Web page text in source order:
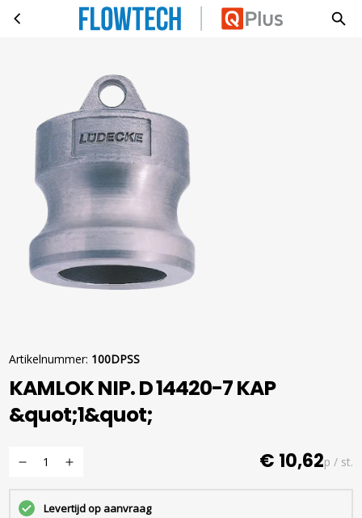
Ga naar hoofdinhoud
KAMLOK NIP. D 14420-7 KAP &quot;1&quot;
Artikelnummer: 100DPSS
KAMLOK NIP. D 14420-7 KAP
&quot;1&quot;
€ 10,62p / st.
Levertijd op aanvraag